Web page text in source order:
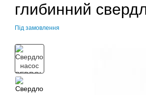
глибинний
Під замовлення